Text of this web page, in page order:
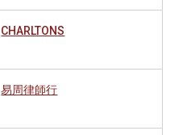
CHARLTONS
易周律師行